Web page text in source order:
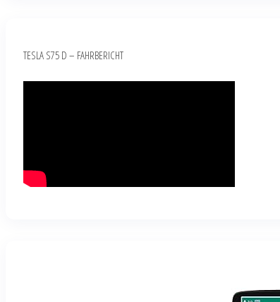
TESLA S75 D – FAHRBERICHT